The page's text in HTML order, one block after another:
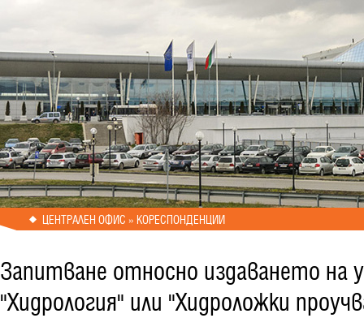
ЦЕНТРАЛЕН ОФИС » КОРЕСПОНДЕНЦИИ
Запитване относно издаването на
"Хидрология" или "Хидроложки